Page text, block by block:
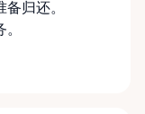
归还。